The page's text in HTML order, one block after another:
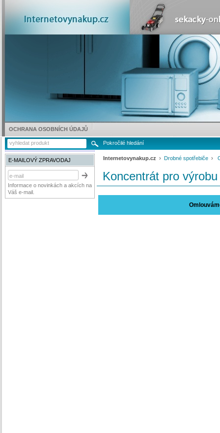
Internetovynakup.cz › Drobné spotřebiče ›
Koncentrát pro
E-MAILOVÝ ZPRAVODAJ
Informace o novinkách a akcích na
Váš e-mail.
Pokročilé hledání
OCHRANA OSOBNÍCH ÚDAJŮ